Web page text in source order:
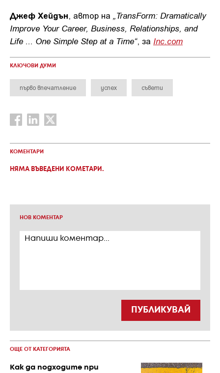
Джеф Хейдън , автор на
„TransForm: Dramatically
Improve Your Career, Business, Relationships, and
Life ... One Simple Step at a Time“, за Inc.com
КЛЮЧОВИ ДУМИ
първо впечатление успех съвети
КОМЕНТАРИ
НЯМА ВЪВЕДЕНИ КОМЕТАРИ.
НОВ КОМЕНТАР
ПУБЛИКУВАЙ
ОЩЕ ОТ КАТЕГОРИЯТА
Как да подходите при